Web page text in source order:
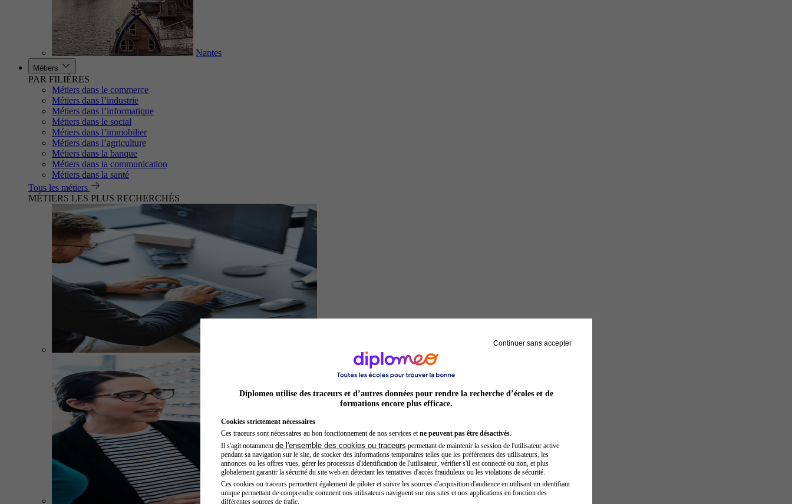
Nantes
Métiers
PAR FILIÈRES
Métiers dans le commerce
Métiers dans l’industrie
Métiers dans l’informatique
Métiers dans le social
Métiers dans l’immobilier
Métiers dans l’agriculture
Métiers dans la banque
Métiers dans la communication
Métiers dans la santé
Tous les métiers
MÉTIERS LES PLUS RECHERCHÉS
Développeur web
Continuer sans accepter
Diplomeo utilise des traceurs et d’autres données pour rendre la recherche d’écoles et de
formations encore plus efficace.
Cookies strictement nécessaires
Ces traceurs sont nécessaires au bon fonctionnement de nos services et ne peuvent pas être désactivés.
Il s'agit notamment de l'ensemble des cookies ou traceurs permettant de maintenir la session de l'utilisateur active
pendant sa navigation sur le site, de stocker des informations temporaires telles que les préférences des utilisateurs, les
annonces ou les offres vues, gérer les processus d'identification de l'utilisateur, vérifier s'il est connecté ou non, et plus
globalement garantir la sécurité du site web en détectant les tentatives d'accès frauduleux ou les violations de sécurité.
Ces cookies ou traceurs permettent également de piloter et suivre les sources d'acquisition d'audience en utilisant un identifiant
unique permettant de comprendre comment nos utilisateurs naviguent sur nos sites et nos applications en fonction des
différentes sources de trafic.